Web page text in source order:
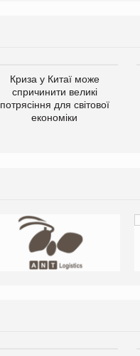
Криза у Китаї може
спричинити великі
потрясіння для світової
економіки